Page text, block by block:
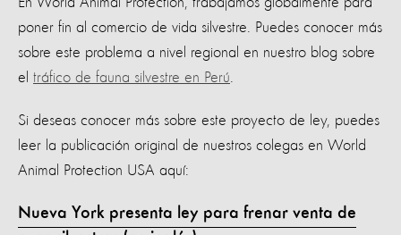
poner fin al comercio de vida silvestre. Puedes conocer más
sobre este problema a nivel regional en nuestro blog sobre
el tráfico de fauna silvestre en Perú
Si deseas conocer más sobre este proyecto de ley, puedes
leer la publicación original de nuestros colegas en World
Animal Protection USA aquí:
Nueva York presenta ley para frenar venta de